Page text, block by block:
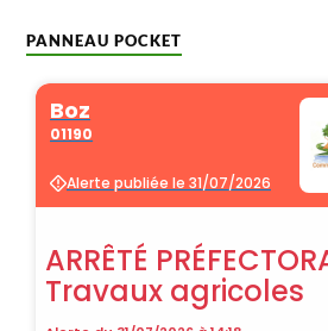
PANNEAU POCKET